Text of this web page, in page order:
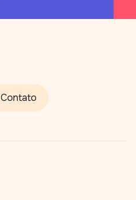
Contato